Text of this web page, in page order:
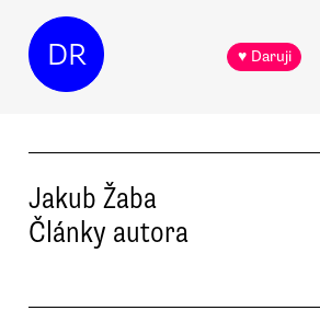
DR ♥ Daruji
Jakub Žaba
Články autora